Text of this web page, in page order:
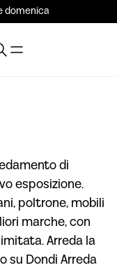
domenica
di
esposizione.
poltrone, mobili
marche, con
Arreda la
su Dondi Arreda